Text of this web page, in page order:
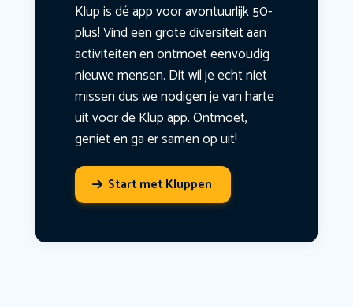
Klup is dé app voor avontuurlijk 50-
plus! Vind een grote diversiteit aan
activiteiten en ontmoet eenvoudig
nieuwe mensen. Dit wil je echt niet
missen dus we nodigen je van harte
uit voor de Klup app. Ontmoet,
geniet en ga er samen op uit!
Start met Kluppen